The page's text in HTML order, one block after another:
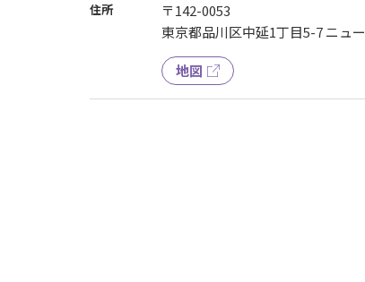
住所
〒142-0053
東京都品川区中延1丁目5-7 ニュ
地図